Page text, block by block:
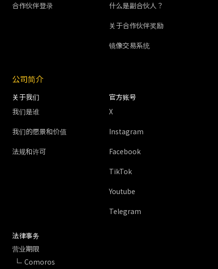
合作伙伴登录 什么是副合伙人？
关于合作伙伴奖励
镜像交易系统
公司简介
关于我们
我们是谁
我们的愿景和价值
法规和许可
官方账号
X
Instagram
Facebook
TikTok
Youtube
Telegram
法律事务
营业期限
Comoros